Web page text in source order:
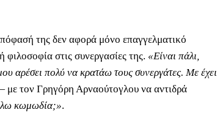
της δεν αφορά μόνο επαγγελματικό
στις συνεργασίες της. «Είναι πάλι,
αρέσει πολύ να κρατάω τους συνεργάτες. Με έχει
με τον Γρηγόρη Αρναούτογλου να αντιδρά
κωμωδία;».